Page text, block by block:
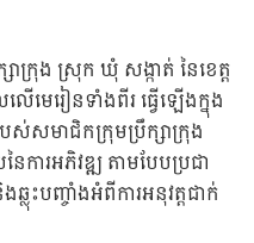
រុង ស្រុក ឃុំ សង្កាត់ នៃខេត្ត
ើមេរៀនទាំងពីរ ធ្វើឡើងក្នុង
សមាជិកក្រុមប្រឹក្សាក្រុង
រអភិវឌ្ឍ តាមបែបប្រជា
លុះបញ្ចាំងអំពីការអនុវត្តជាក់